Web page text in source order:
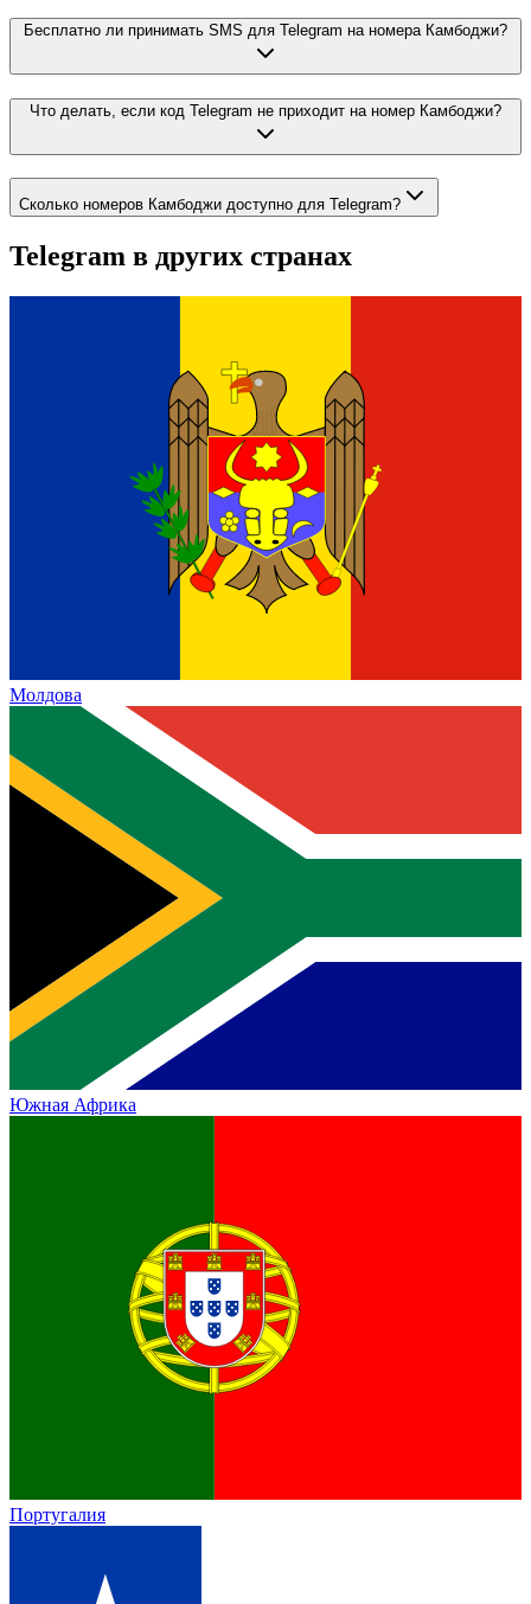
Бесплатно ли принимать SMS для Telegram на номера Камбоджи?
Что делать, если код Telegram не приходит на номер Камбоджи?
Сколько номеров Камбоджи доступно для Telegram?
Telegram в других странах
Молдова
Южная Африка
Португалия